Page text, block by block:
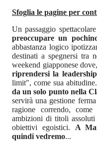
Sfoglia le pagine per
Un passaggio
preoccupare un
abbastanza logico
destinati a spegnersi tra
weekend giapponese
riprendersi la leadership
limit", come sua
da un solo punto nella
servirà una gestione
ragione correndo,
ambizioni di titoli assoluti
obiettivi egoistici. A
quindi vedremo...